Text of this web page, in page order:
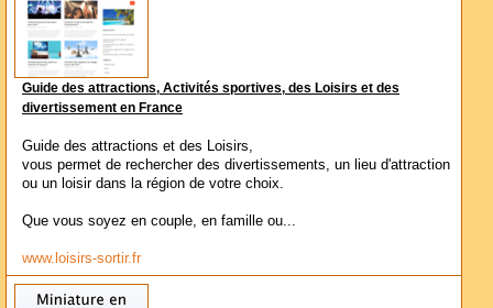
Guide des attractions, Activités sportives, des Loisirs et des
divertissement en France
Guide des attractions et des Loisirs,
vous permet de rechercher des divertissements, un lieu d'attraction
ou un loisir dans la région de votre choix.
Que vous soyez en couple, en famille ou...
www.loisirs-sortir.fr